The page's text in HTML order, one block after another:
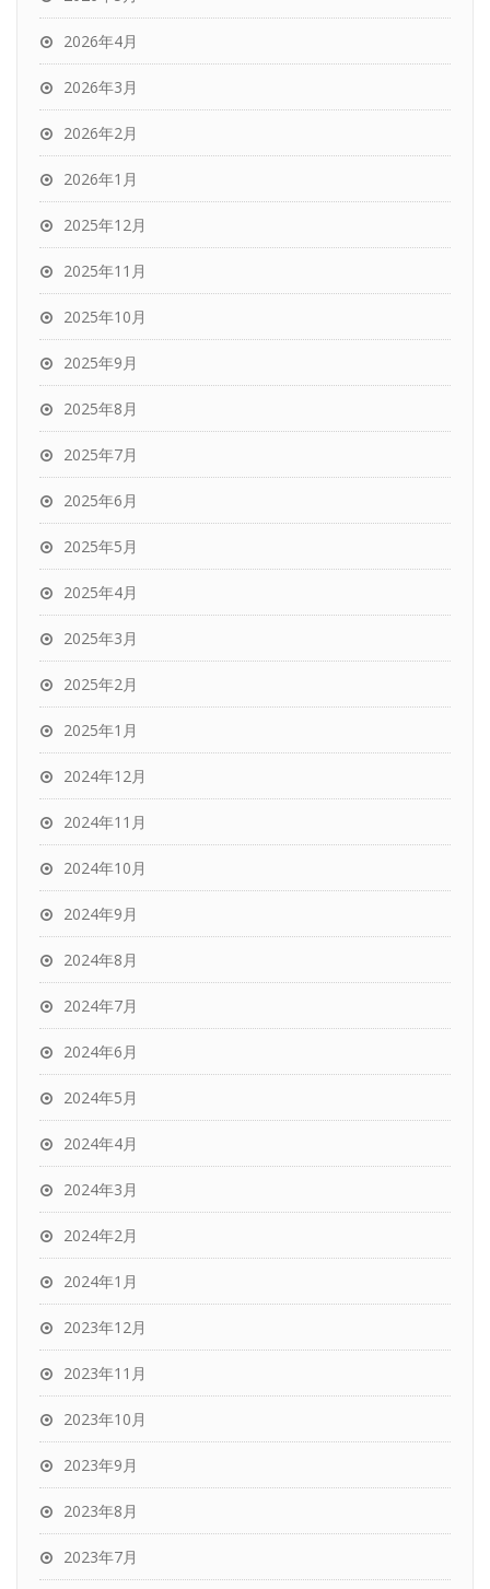
2026年4月
2026年3月
2026年2月
2026年1月
2025年12月
2025年11月
2025年10月
2025年9月
2025年8月
2025年7月
2025年6月
2025年5月
2025年4月
2025年3月
2025年2月
2025年1月
2024年12月
2024年11月
2024年10月
2024年9月
2024年8月
2024年7月
2024年6月
2024年5月
2024年4月
2024年3月
2024年2月
2024年1月
2023年12月
2023年11月
2023年10月
2023年9月
2023年8月
2023年7月